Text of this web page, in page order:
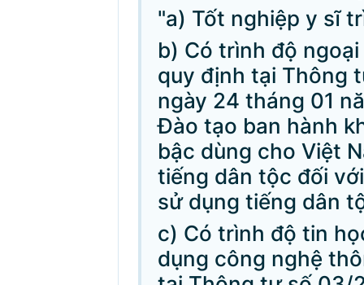
"a) Tốt nghiệp y sĩ
b) Có trình độ
quy định tại Thông
ngày 24 tháng 01
Đào tạo ban hành
bậc dùng cho Việt
tiếng dân tộc đối
sử dụng tiếng dân
c) Có trình độ tin
dụng công nghệ